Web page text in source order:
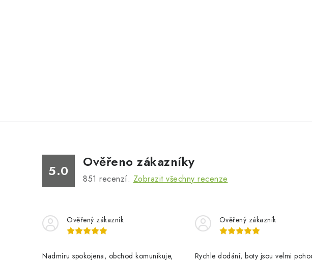
5.0
Ověřeno zákazníky
851 recenzí. Zobrazit všechny recenze
Ověřený zákazník
Nadmíru spokojena, obchod komunikuje,
Ověřený zákazník
Rychle dodání, boty jsou velmi